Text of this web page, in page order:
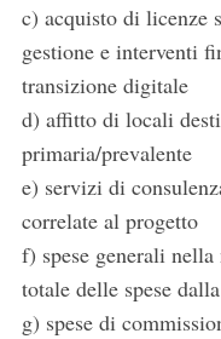
c) acquisto di licenze
gestione e interventi
transizione digitale
d) affitto di locali
primaria/prevalente
e) servizi di
correlate al progetto
f) spese generali
totale delle spese
g) spese di